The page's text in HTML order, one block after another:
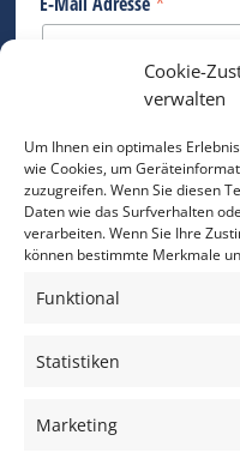
Cookie-
verwalten
Um Ihnen ein optimales
wie Cookies, um
zuzugreifen. Wenn Sie diesen
Daten wie das Surfverhalten
verarbeiten. Wenn Sie Ihre
können bestimmte Merkmale
Funktional
Statistiken
Marketing
Bitte geben Sie Ihre E-Mail Adresse